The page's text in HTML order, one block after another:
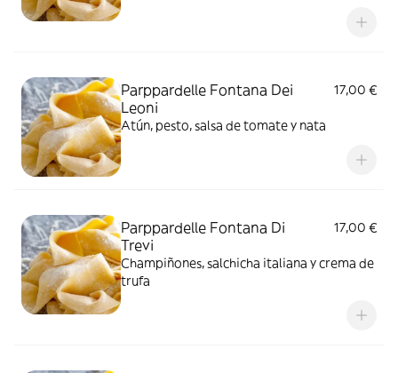
Parppardelle Fontana Dei
Leoni
17,00 €
Atún, pesto, salsa de tomate y nata
Parppardelle Fontana Di
Trevi
17,00 €
Champiñones, salchicha italiana y crema de
trufa